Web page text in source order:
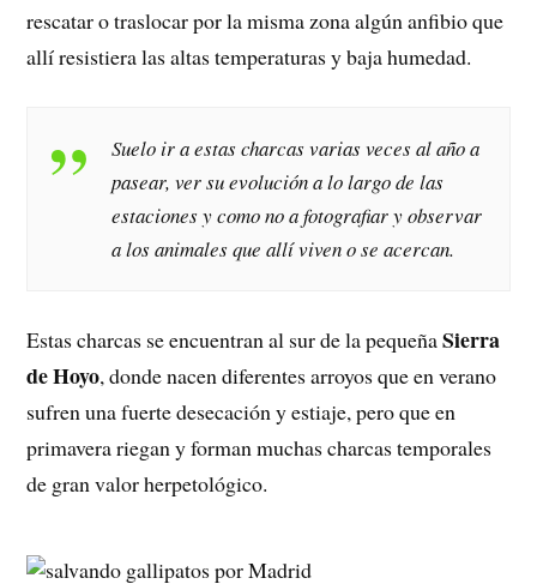
rescatar o traslocar por la misma zona algún anfibio que
allí resistiera las altas temperaturas y baja humedad.
Suelo ir a estas charcas varias veces al año a
pasear, ver su evolución a lo largo de las
estaciones y como no a fotografiar y observar
a los animales que allí viven o se acercan.
Estas charcas se encuentran al sur de la pequeñaSierra
de Hoyo, donde nacen diferentes arroyos que en verano
sufren una fuerte desecación y estiaje, pero que en
primavera riegan y forman muchas charcas temporales
de gran valor herpetológico.